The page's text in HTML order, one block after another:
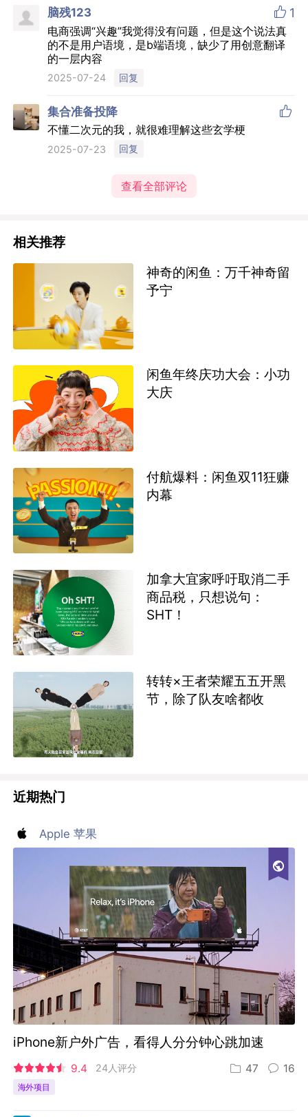
脑残123  1
电商强调“兴趣”我觉得没有问题，但是这个说法真
的不是用户语境，是b端语境，缺少了用创意翻译
的一层内容
2025-07-24 回复
集合准备投降 
不懂二次元的我，就很难理解这些玄学梗
2025-07-23 回复
查看全部评论
相关推荐
神奇的闲鱼：万千神奇留
予宁
闲鱼年终庆功大会：小功
大庆
付航爆料：闲鱼双11狂赚
内幕
加拿大宜家呼吁取消二手
商品税，只想说句：
SHT！
转转×王者荣耀五五开黑
节，除了队友啥都收
近期热门
Apple 苹果
iPhone新户外广告，看得人分分钟心跳加速
9.4 24人评分 47 16
海外项目